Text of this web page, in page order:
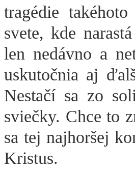
tragédie
svete, kde
len nedávno a
uskutočnia aj
Nestačí sa zo
sviečky. Chce to
sa tej najhoršej
Kristus.